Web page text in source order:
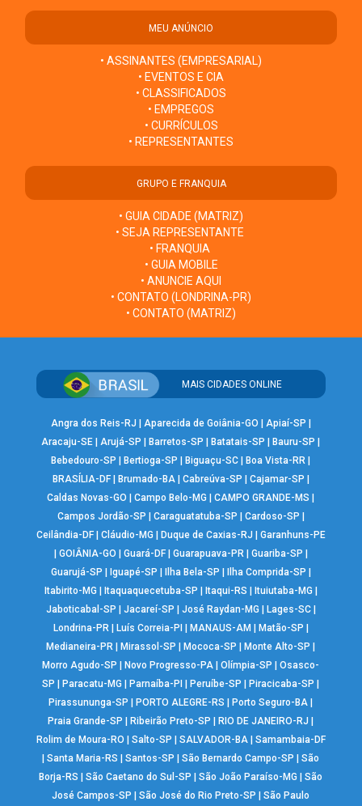
MEU ANÚNCIO
• ASSINANTES (EMPRESARIAL)
• EVENTOS E CIA
• CLASSIFICADOS
• EMPREGOS
• CURRÍCULOS
• REPRESENTANTES
GRUPO E FRANQUIA
• GUIA CIDADE (MATRIZ)
• SEJA REPRESENTANTE
• FRANQUIA
• GUIA MOBILE
• ANUNCIE AQUI
• CONTATO (LONDRINA-PR)
• CONTATO (MATRIZ)
MAIS CIDADES ONLINE
Angra dos Reis-RJ Aparecida de Goiânia-GO Apiaí-SP
Aracaju-SE |Arujá-SP Barretos-SP Batatais-SP Bauru-SP
Bebedouro-SP
Bertioga-SP Biguaçu-SC Boa Vista-RR
BRASÍLIA-DF| Brumado-BA| Cabreúva-SP Cajamar-SP
Caldas Novas-GO
|Campo Belo-MG |CAMPO GRANDE-MS
Campos Jordão-SP
Caraguatatuba-SP Cardoso-SP
Ceilândia-DF| Cláudio-MG Duque de Caxias-RJ
Garanhuns-PE
GOIÂNIA-GO Guará-DF| Guarapuava-PR| Guariba-SP
Guarujá-SP
Iguapé-SP Ilha Bela-SP Ilha Comprida-SP
Itabirito-MG
Itaquaquecetuba-SP Itaqui-RS Ituiutaba-MG
Jaboticabal-SP
Jacareí-SP José Raydan-MG Lages-SC|
Londrina-PR| Luís Correia-PI MANAUS-AM Matão-SP
Medianeira-PR
Mirassol-SP Mococa-SP Monte Alto-SP
Morro Agudo-SP
Novo Progresso-PA |Olímpia-SP |Osasco-
SP
Paracatu-MG Parnaíba-PI Peruíbe-SP Piracicaba-SP
Pirassununga-SP
PORTO ALEGRE-RS Porto Seguro-BA
Praia Grande-SP
Ribeirão Preto-SP RIO DE JANEIRO-RJ
Rolim de Moura-RO
Salto-SP SALVADOR-BA| Samambaia-DF
|Santa Maria-RS |Santos-SP |São Bernardo Campo-SP |São
Borja-RS
|São Caetano do Sul-SP |São João Paraíso-MG |São
José Campos-SP
|São José do Rio Preto-SP |São Paulo